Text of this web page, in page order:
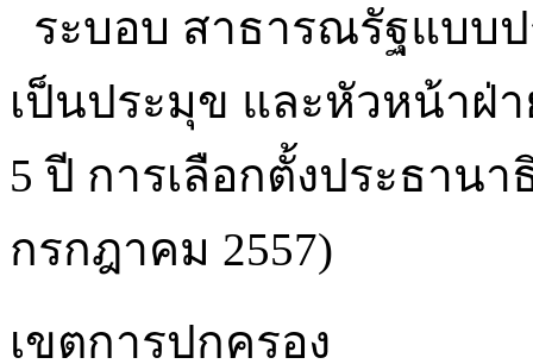
ระบอบ สาธารณรัฐแบบ
เป็นประมุข และหัวหน้าฝ่
5 ปี การเลือกตั้งประธาน
กรกฎาคม 2557)
เขตการปกครอง